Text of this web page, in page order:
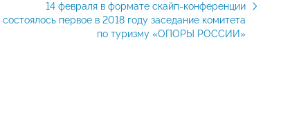
14 февраля в формате скайп-конференции
состоялось первое в 2018 году заседание комитета
по туризму «ОПОРЫ РОССИИ»